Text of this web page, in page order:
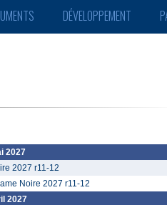
DÉVELOPPEMENT
2027
2027 r11-12
Noire 2027 r11-12
2027